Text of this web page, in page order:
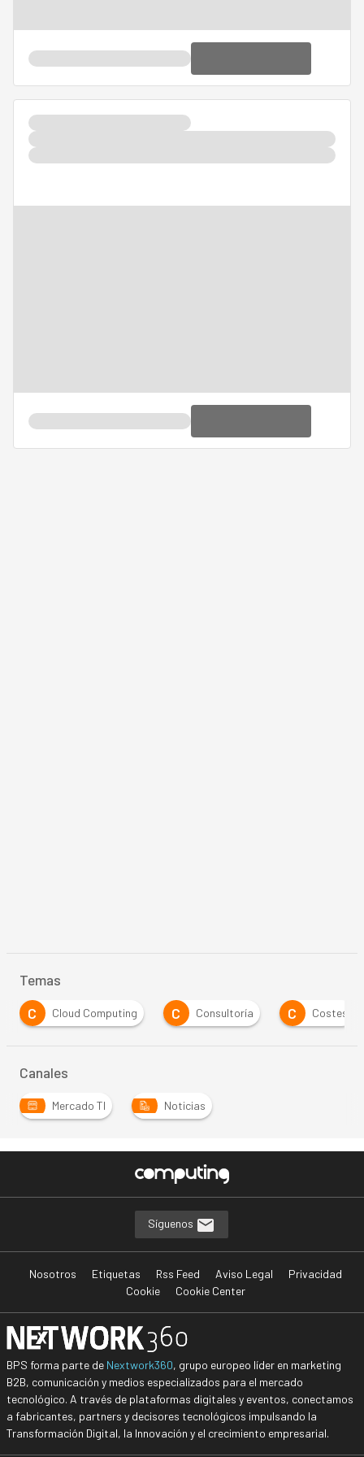
Temas
C
Cloud Computing C Consultoría C Costes
Canales
Mercado TI Noticias
Síguenos
Nosotros Etiquetas Rss Feed Aviso Legal
Privacidad
Cookie
Cookie Center
BPS forma parte de Nextwork360, grupo europeo líder en marketing
B2B, comunicación y medios especializados para el mercado
tecnológico. A través de plataformas digitales y eventos, conectamos
a fabricantes, partners y decisores tecnológicos impulsando la
Transformación Digital, la Innovación y el crecimiento empresarial.